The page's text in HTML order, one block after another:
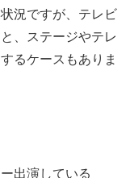
況ですが、テレビ
、ステージやテレ
るケースもありま
出演している